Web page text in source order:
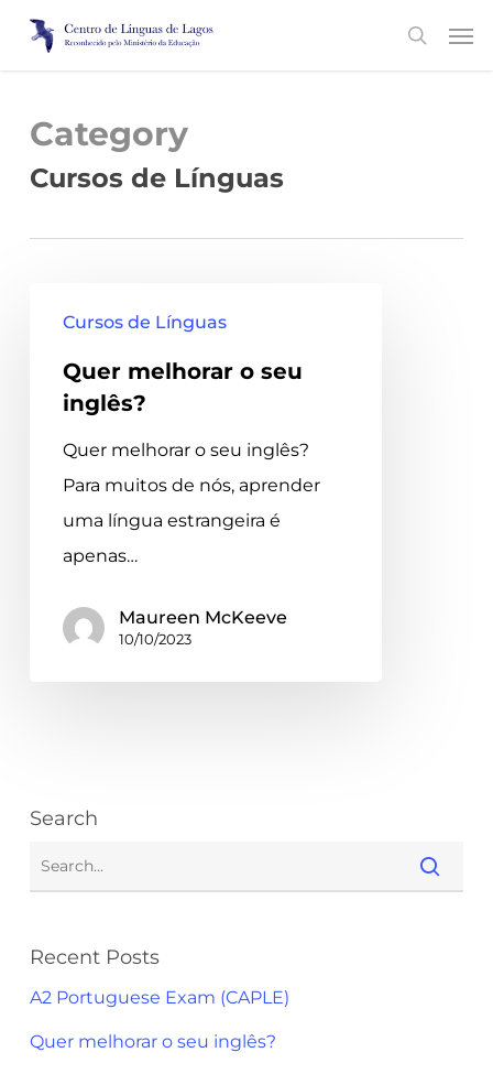
Skip
content
search
Category
Cursos de Línguas
melhorar
inglês?
Cursos de Línguas
Quer melhorar o seu
inglês?
Quer melhorar o seu inglês?
Para muitos de nós, aprender
uma língua estrangeira é
apenas…
Maureen McKeeve
10/10/2023
Search
Recent Posts
A2 Portuguese Exam (CAPLE)
Quer melhorar o seu inglês?